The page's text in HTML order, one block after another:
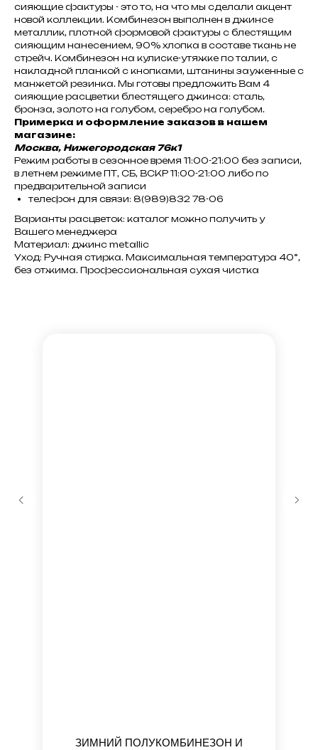
сияющие фактуры - это то, на что мы сделали акцент
новой коллекции. Комбинезон выполнен в джинсе
металлик, плотной формовой фактуры с блестящим
сияющим нанесением, 90% хлопка в составе ткань не
стрейч. Комбинезон на кулиске-утяжке по талии, с
накладной планкой с кнопками, штанины зауженные с
манжетой резинка. Мы готовы предложить Вам 4
сияющие расцветки блестящего джинса: сталь,
бронза, золото на голубом, серебро на голубом.
Примерка и оформление заказов в нашем
магазине:
Москва, Нижегородская 76к1
Режим работы в сезонное время 11:00-21:00 без записи,
в летнем режиме ПТ, СБ, ВСКР 11:00-21:00 либо по
предварительной записи
телефон для связи: 8(989)832 78-06
Варианты расцветок: каталог можно получить у
Вашего менеджера
Материал: джинс metallic
Уход: Ручная стирка. Максимальная температура 40°,
без отжима. Профессиональная сухая чистка
ЗИМНИЙ ПОЛУКОМБИНЕЗОН И